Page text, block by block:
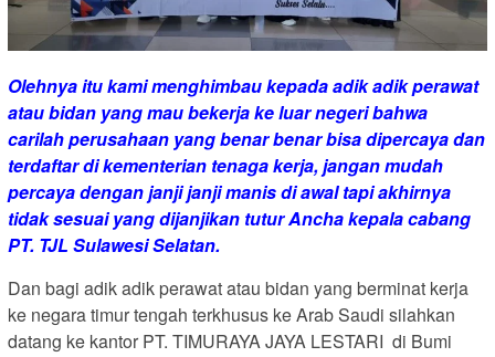
Olehnya itu kami menghimbau kepada adik adik perawat
atau bidan yang mau bekerja ke luar negeri bahwa
carilah perusahaan yang benar benar bisa dipercaya dan
terdaftar di kementerian tenaga kerja, jangan mudah
percaya dengan janji janji manis di awal tapi akhirnya
tidak sesuai yang dijanjikan tutur Ancha kepala cabang
PT. TJL Sulawesi Selatan.
Dan bagi adik adik perawat atau bidan yang berminat kerja
ke negara timur tengah terkhusus ke Arab Saudi silahkan
datang ke kantor PT. TIMURAYA JAYA LESTARI di Bumi